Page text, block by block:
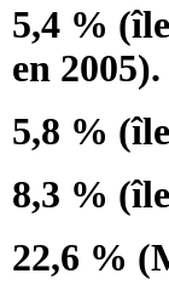
5,4 %
en 2005).
5,8 %
8,3 %
22,6 %